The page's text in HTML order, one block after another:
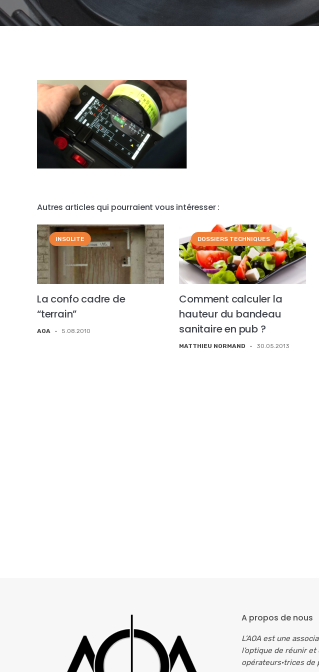
Autres articles qui pourraient vous intéresser :
INSOLITE
La confo cadre de
“terrain”
AOA - 5.08.2010
DOSSIERS TECHNIQUES
Comment calculer la
hauteur du bandeau
sanitaire en pub ?
MATTHIEU NORMAND - 30.05.2013
A propos de nous
L’AOA est une
l’optique de réunir
opérateurs·trices de